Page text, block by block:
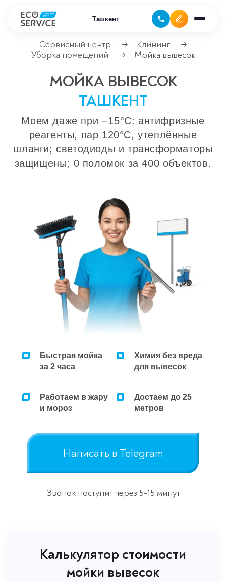
Ташкент
Ремонт компьютерной техники
Ремонт крупно бытовой техники
Ремонт офисной техники
Ремонт кофемашин
Ремонт микроволновок
Ремонт парогенераторов
Ремонт пылесосов
Сервисный центр → Клининг
→
Уборка помещений
→ Мойка вывесок
МОЙКА ВЫВЕСОК
ТАШКЕНТ
Моем даже при −15°C: антифризные
реагенты, пар 120°C, утеплённые
шланги; светодиоды и трансформаторы
защищены; 0 поломок за 400 объектов.
Быстрая мойка
за 2 часа
Химия без вреда
для вывесок
Работаем в жару
и мороз
Достаем до 25
метров
Написать в Telegram
Звонок поступит через 5-15 минут
Калькулятор стоимости
мойки вывесок